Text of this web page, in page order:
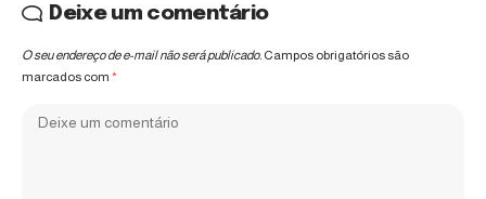
Deixe um comentário
O seu endereço de e-mail não será publicado. Campos obrigatórios são
marcados com *